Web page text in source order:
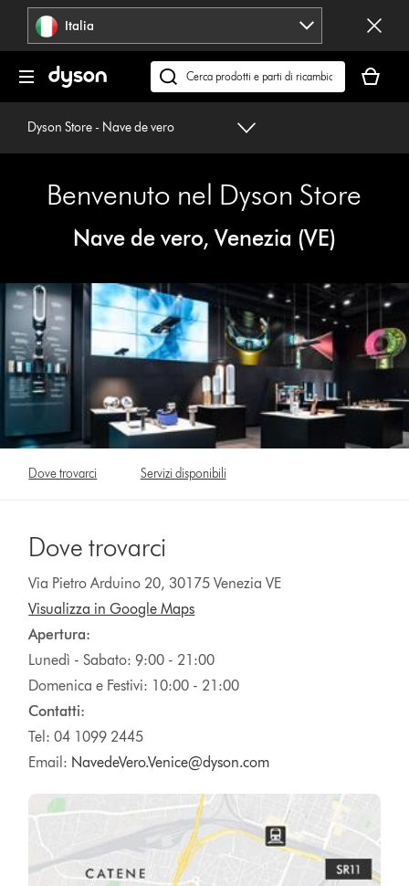
navigazione Italia
Cerca
su
dyson.it
carrello
è
Dyson Store - Nave de vero
Benvenuto nel Dyson Store
Nave de vero, Venezia (VE)
Dove trovarci Servizi disponibili
Dove trovarci
Via Pietro Arduino 20, 30175 Venezia VE
Visualizza in Google Maps
Apertura:
Lunedì - Sabato: 9:00 - 21:00
Domenica e Festivi: 10:00 - 21:00
Contatti:
Tel: 04 1099 2445
Email: NavedeVero.Venice@dyson.com